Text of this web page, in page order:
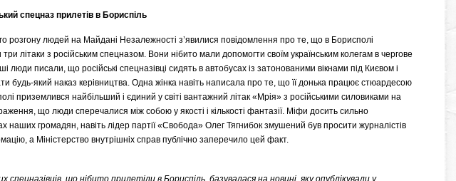
спецназ прилетів в Бориспіль
розгону людей на Майдані Незалежності з’явилися повідомлення про те, що в Борисполі
літаки з російським спецназом. Вони нібито мали допомогти своїм українським колегам в чергове
люди писали, що російські спецназівці сидять в автобусах із затонованими вікнами під Києвом і
будь-який наказ керівництва. Одна жінка навіть написала про те, що її донька працює стюардесою
приземлився найбільший і єдиний у світі вантажний літак «Мрія» з російськими силовиками на
що люди сперечалися між собою у якості і кількості фантазії. Міфи досить сильно
наших громадян, навіть лідер партії «Свобода» Олег Тягнибок змушений був просити журналістів
а Міністерство внутрішніх справ публічно заперечило цей факт.
спецназівців, що нібито прилетіли в Бориспіль, базувалася на новині, яку опублікували у